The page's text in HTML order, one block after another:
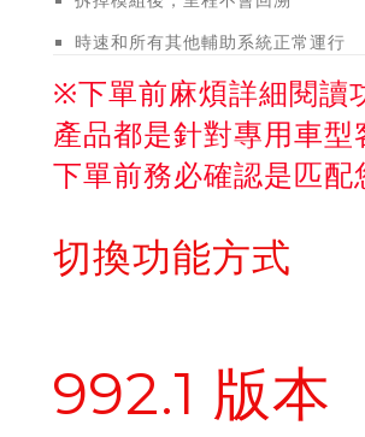
時速和所有其他輔助系統正常運行
※下單前麻煩詳細閱讀
產品都是針對專用車型
下單前務必確認是匹配
切換功能方式
992.1 版本